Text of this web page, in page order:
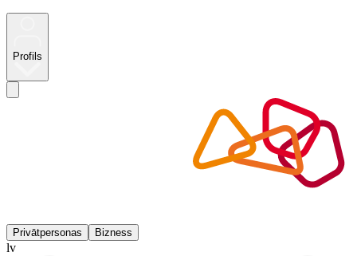
Profils
Privātpersonas Bizness
lv